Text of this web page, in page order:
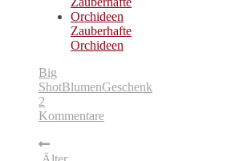
Zauberhafte
Orchideen
Big
ShotBlumenGeschenk
2
Kommentare